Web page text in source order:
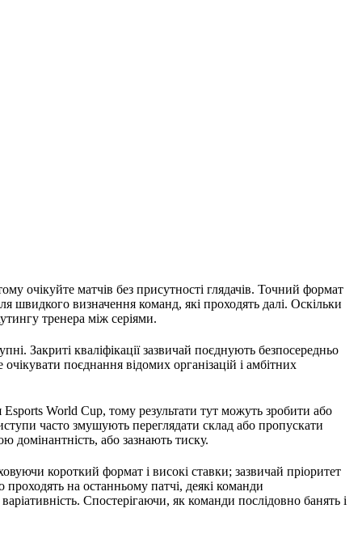
очікуйте матчів без присутності глядачів. Точний формат
швидкого визначення команд, які проходять далі. Оскільки
тренера між серіями.
Закриті кваліфікації зазвичай поєднують безпосередньо
поєднання відомих організацій і амбітних
World Cup, тому результати тут можуть зробити або
часто змушують переглядати склад або пропускати
домінантність, або зазнають тиску.
короткий формат і високі ставки; зазвичай пріоритет
проходять на останньому патчі, деякі команди
Спостерігаючи, як команди послідовно банять і